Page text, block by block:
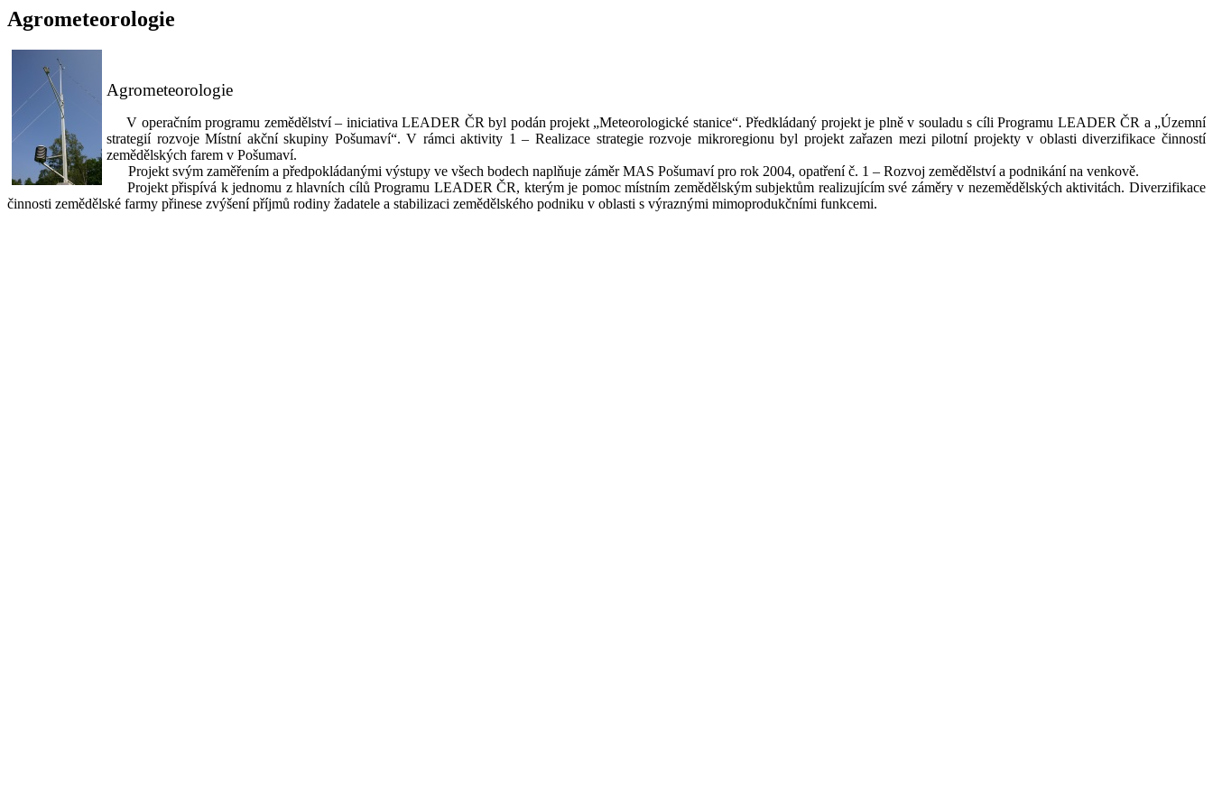
Agrometeorologie
Agrometeorologie
V operačním programu zemědělství – iniciativa LEADER ČR byl podán projekt „Meteorologické stanice“. Předkládaný projekt je plně v souladu s cíli Programu LEADER ČR a „Územní
strategií rozvoje Místní akční skupiny Pošumaví“. V rámci aktivity 1 – Realizace strategie rozvoje mikroregionu byl projekt zařazen mezi pilotní projekty v oblasti diverzifikace činností
zemědělských farem v Pošumaví.
Projekt svým zaměřením a předpokládanými výstupy ve všech bodech naplňuje záměr MAS Pošumaví pro rok 2004, opatření č. 1 – Rozvoj zemědělství a podnikání na venkově.
Projekt přispívá k jednomu z hlavních cílů Programu LEADER ČR, kterým je pomoc místním zemědělským subjektům realizujícím své záměry v nezemědělských aktivitách. Diverzifikace
činnosti zemědělské farmy přinese zvýšení příjmů rodiny žadatele a stabilizaci zemědělského podniku v oblasti s výraznými mimoprodukčními funkcemi.